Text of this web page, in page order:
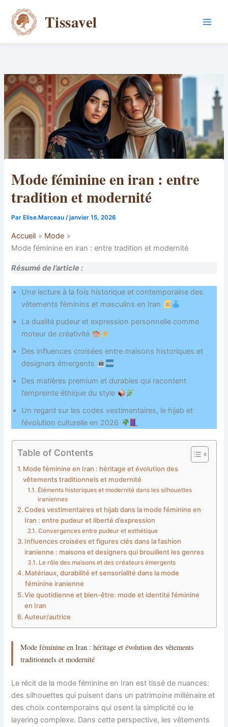
contenu
Tissavel
Mode féminine en iran : entre
tradition et modernité
Par Elise.Marceau/janvier 15, 2026
Accueil
Mode
Mode féminine en iran : entre tradition et modernité
Résumé de l’article :
Une lecture à la fois historique et contemporaine des
vêtements féminins et masculins en Iran
La dualité pudeur et expression personnelle comme
moteur de créativité
Des influences croisées entre maisons historiques et
designers émergents
Des matières premium et durables qui racontent
l’empreinte éthique du style
Un regard sur les codes vestimentaires, le hijab et
l’évolution culturelle en 2026
Table of Contents
Mode féminine en Iran : héritage et évolution des
vêtements traditionnels et modernité
Éléments historiques et modernité dans les silhouettes
iraniennes
Codes vestimentaires et hijab dans la mode féminine en
Iran : entre pudeur et liberté d’expression
Convergences entre pudeur et esthétique
Influences croisées et figures clés dans la fashion
iranienne : maisons et designers qui brouillent les genres
Le rôle des maisons et des créateurs émergents
Matériaux, durabilité et sensorialité dans la mode
féminine iranienne
Vie quotidienne et bien-être: mode et identité féminine
en Iran
Auteur/autrice
Mode féminine en Iran : héritage et évolution des vêtements
traditionnels et modernité
Le récit de la mode féminine en Iran est tissé de nuances:
des silhouettes qui puisent dans un patrimoine millénaire et
des choix contemporains qui osent la simplicité ou le
layering complexe. Dans cette perspective, les vêtements